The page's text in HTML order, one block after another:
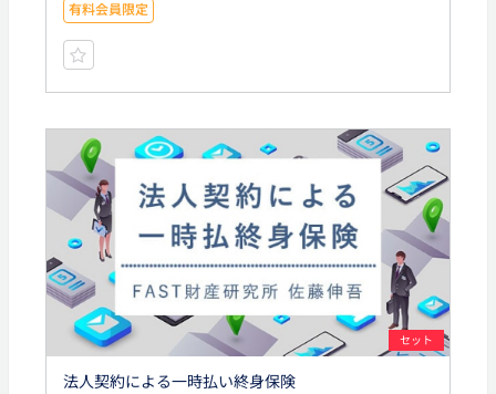
有料会員限定
セット
法人契約による一時払い終身保険